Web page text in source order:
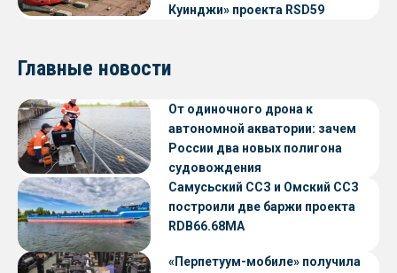
Куинджи» проекта RSD59
Главные новости
От одиночного дрона к
автономной акватории: зачем
России два новых полигона
судовождения
Самусьский ССЗ и Омский ССЗ
построили две баржи проекта
RDB66.68МА
«Перпетуум-мобиле» получила